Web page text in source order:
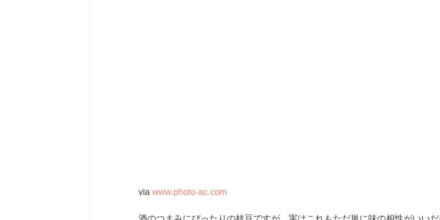
via www.photo-ac.com